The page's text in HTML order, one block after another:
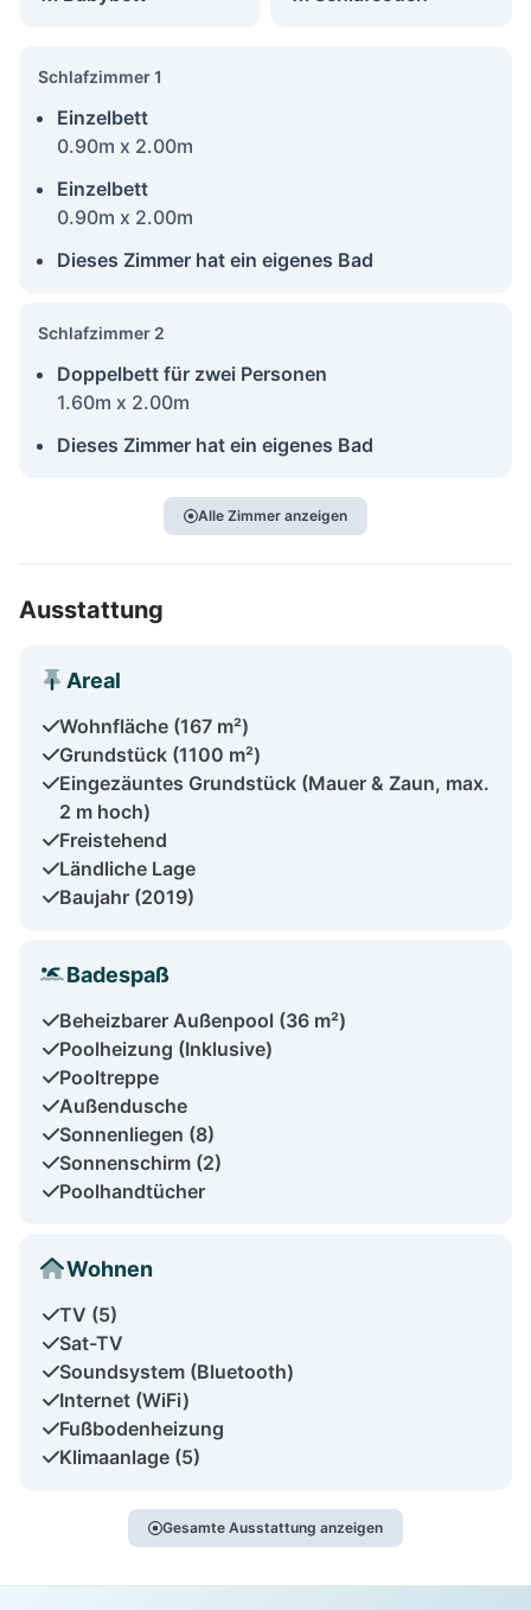
Schlafzimmer 1
Einzelbett
0.90m x 2.00m
Einzelbett
0.90m x 2.00m
Dieses Zimmer hat ein eigenes Bad
Schlafzimmer 2
Doppelbett für zwei Personen
1.60m x 2.00m
Dieses Zimmer hat ein eigenes Bad
Alle Zimmer anzeigen
Ausstattung
Areal
Wohnfläche (167 m²)
Grundstück (1100 m²)
Eingezäuntes Grundstück (Mauer & Zaun, max.
2 m hoch)
Freistehend
Ländliche Lage
Baujahr (2019)
Badespaß
Beheizbarer Außenpool (36 m²)
Poolheizung (Inklusive)
Pooltreppe
Außendusche
Sonnenliegen (8)
Sonnenschirm (2)
Poolhandtücher
Wohnen
TV (5)
Sat-TV
Soundsystem (Bluetooth)
Internet (WiFi)
Fußbodenheizung
Klimaanlage (5)
Gesamte Ausstattung anzeigen